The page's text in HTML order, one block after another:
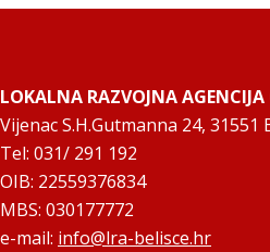
LOKALNA RAZVOJNA
Vijenac S.H.Gutmanna 24, 31551
Tel: 031/ 291 192
OIB: 22559376834
MBS: 030177772
e-mail: info@lra-belisce.hr